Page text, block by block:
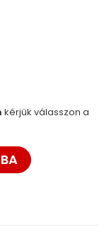
kérjük válasszon a